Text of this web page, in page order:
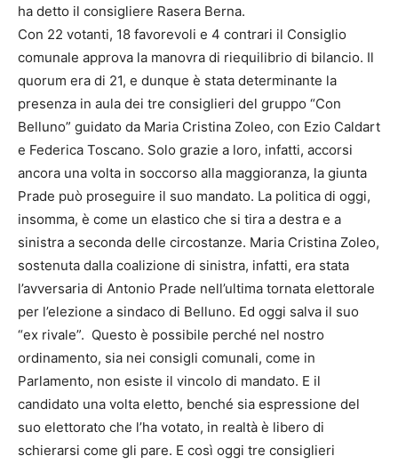
ha detto il consigliere Rasera Berna.
Con 22 votanti, 18 favorevoli e 4 contrari il Consiglio
comunale approva la manovra di riequilibrio di bilancio. Il
quorum era di 21, e dunque è stata determinante la
presenza in aula dei tre consiglieri del gruppo “Con
Belluno” guidato da Maria Cristina Zoleo, con Ezio Caldart
e Federica Toscano. Solo grazie a loro, infatti, accorsi
ancora una volta in soccorso alla maggioranza, la giunta
Prade può proseguire il suo mandato. La politica di oggi,
insomma, è come un elastico che si tira a destra e a
sinistra a seconda delle circostanze. Maria Cristina Zoleo,
sostenuta dalla coalizione di sinistra, infatti, era stata
l’avversaria di Antonio Prade nell’ultima tornata elettorale
per l’elezione a sindaco di Belluno. Ed oggi salva il suo
“ex rivale”. Questo è possibile perché nel nostro
ordinamento, sia nei consigli comunali, come in
Parlamento, non esiste il vincolo di mandato. E il
candidato una volta eletto, benché sia espressione del
suo elettorato che l’ha votato, in realtà è libero di
schierarsi come gli pare. E così oggi tre consiglieri